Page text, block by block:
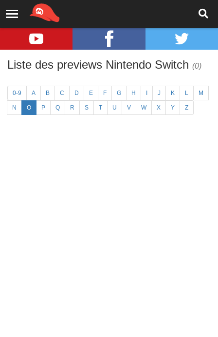
Liste des previews Nintendo Switch (0)
0-9 A B C D E F G H J K L M
N O P Q R S T U V W X Y Z